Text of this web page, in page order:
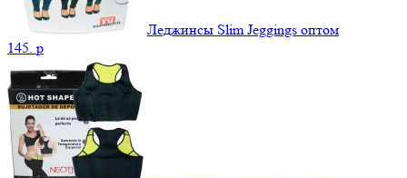
Леджинсы Slim Jeggings оптом
145. p